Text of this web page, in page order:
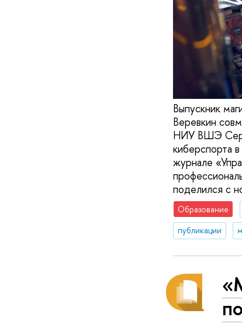
Выпускник
Веревкин
НИУ ВШЭ
киберспорта
журнале
поделился с
Образование
публикации